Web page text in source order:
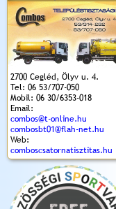
2700 Cegléd, Ölyv u. 4.
Tel: 06 53/707-050
Mobil: 06 30/6353-018
Email:
combos@t-online.hu
combosbt01@flah-net.hu
Web:
comboscsatornatisztitas.hu